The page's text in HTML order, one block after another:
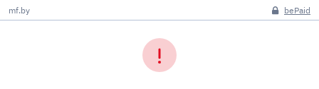
mf.by bePaid